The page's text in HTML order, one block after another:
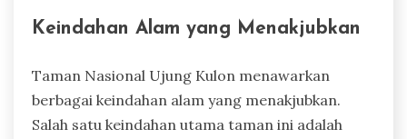
Keindahan Alam yang Menakjubkan
Taman Nasional Ujung Kulon menawarkan
berbagai keindahan alam yang menakjubkan.
Salah satu keindahan utama taman ini adalah